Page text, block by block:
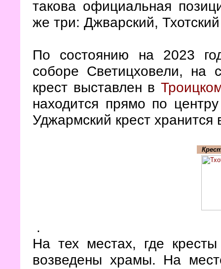
такова официальная
же три: Джварский,
По состоянию на 2023
соборе Светицховели, на
крест выставлен в
находится прямо по
Уджармский крест хранится
.
На тех местах, где
возведены храмы. На